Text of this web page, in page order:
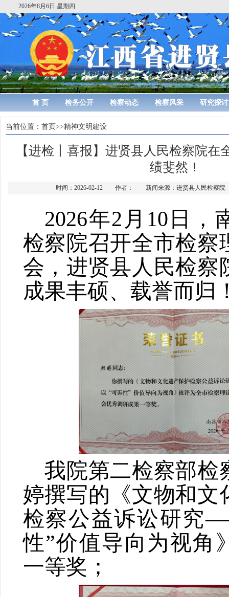
2026年8月6日 星期四
首 页 检务公开 检察动态 检察风采 研究探讨
当前位置： 首页>>精神文明建设
【进检丨喜报】进贤县人民检察院在
绩斐然！
时间：2026-02-12 作者： 新闻来源：进贤县人民检察
2026年2月10日，
检察院召开全市检察
会，进贤县人民检察
成果丰硕、载誉而归
我院第二检察部检
婷撰写的 《文物和
检察公益诉讼研究
性”价值导向为视角
一等奖；